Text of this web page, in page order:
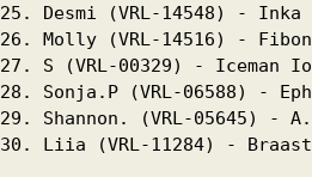
25. Desmi (VRL-14548) -
26. Molly (VRL-14516) -
27. S (VRL-00329) - Iceman
28. Sonja.P (VRL-06588) -
29. Shannon. (VRL-05645) -
30. Liia (VRL-11284) -